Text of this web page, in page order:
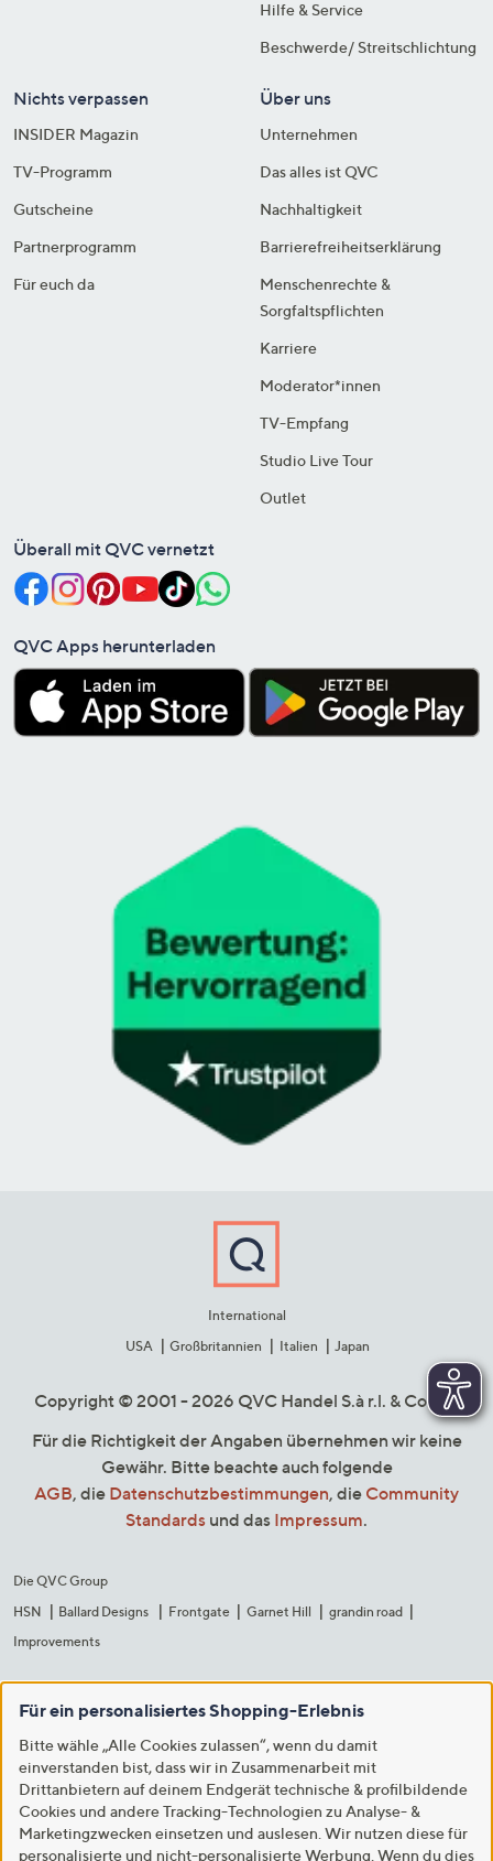
Hilfe & Service
Beschwerde/ Streitschlichtung
Nichts verpassen
INSIDER Magazin
TV-Programm
Gutscheine
Partnerprogramm
Für euch da
Über uns
Unternehmen
Das alles ist QVC
Nachhaltigkeit
Barrierefreiheitserklärung
Menschenrechte &
Sorgfaltspflichten
Karriere
Moderator*innen
TV-Empfang
Studio Live Tour
Outlet
Überall mit QVC vernetzt
QVC Apps herunterladen
International
USA
Großbritannien Italien Japan
Copyright © 2001 - 2026 QVC Handel S.à r.l. & Co. KG
Für die Richtigkeit der Angaben übernehmen wir keine
Gewähr. Bitte beachte auch folgende
AGB, die Datenschutzbestimmungen, die Community
Standards und das Impressum.
Die QVC Group
HSN
Ballard Designs Frontgate Garnet Hill
grandin road
Improvements
Für ein personalisiertes Shopping-Erlebnis
Bitte wähle „Alle Cookies zulassen“, wenn du damit
einverstanden bist, dass wir in Zusammenarbeit mit
Drittanbietern auf deinem Endgerät technische & profilbildende
Cookies und andere Tracking-Technologien zu Analyse- &
Marketingzwecken einsetzen und auslesen. Wir nutzen diese für
personalisierte und nicht-personalisierte Werbung. Wenn du dies